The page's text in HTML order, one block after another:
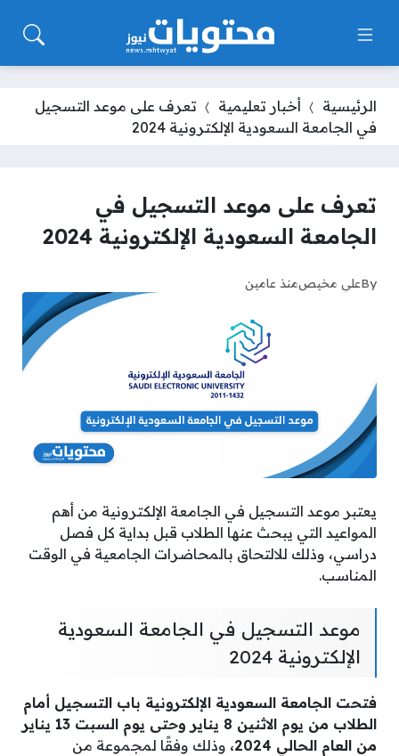
الرئيسية أخبار تعليمية
تعرف على موعد التسجيل
في الجامعة السعودية الإلكترونية 2024
تعرف على موعد التسجيل في
الجامعة السعودية الإلكترونية 2024
Byعلي مخيصمنذ عامين
يعتبر موعد التسجيل في الجامعة الإلكترونية من أهم
المواعيد التي يبحث عنها الطلاب قبل بداية كل فصل
دراسي، وذلك للالتحاق بالمحاضرات الجامعية في الوقت
المناسب.
موعد التسجيل في الجامعة السعودية
الإلكترونية 2024
فتحت الجامعة السعودية الإلكترونية باب التسجيل أمام
الطلاب من يوم الاثنين 8 يناير وحتى يوم السبت 13 يناير
من العام الحالي 2024،
وذلك وفقًا لمجموعة من